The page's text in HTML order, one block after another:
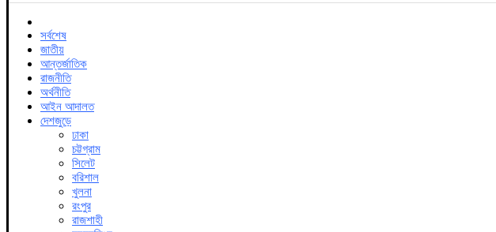
সর্বশেষ
জাতীয়
আন্তর্জাতিক
রাজনীতি
অর্থনীতি
আইন আদালত
দেশজুড়ে
ঢাকা
চট্টগ্রাম
সিলেট
বরিশাল
খুলনা
রংপুর
রাজশাহী